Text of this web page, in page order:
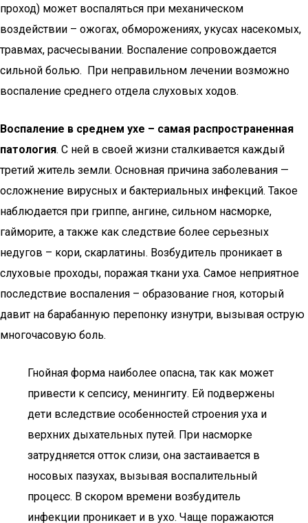
проход) может воспаляться при механическом
воздействии – ожогах, обморожениях, укусах насекомых,
травмах, расчесывании. Воспаление сопровождается
сильной болью. При неправильном лечении возможно
воспаление среднего отдела слуховых ходов.
Воспаление в среднем ухе – самая распространенная
патология. С ней в своей жизни сталкивается каждый
третий житель земли. Основная причина заболевания —
осложнение вирусных и бактериальных инфекций. Такое
наблюдается при гриппе, ангине, сильном насморке,
гайморите, а также как следствие более серьезных
недугов – кори, скарлатины. Возбудитель проникает в
слуховые проходы, поражая ткани уха. Самое неприятное
последствие воспаления – образование гноя, который
давит на барабанную перепонку изнутри, вызывая острую
многочасовую боль.
Гнойная форма наиболее опасна, так как может
привести к сепсису, менингиту. Ей подвержены
дети вследствие особенностей строения уха и
верхних дыхательных путей. При насморке
затрудняется отток слизи, она застаивается в
носовых пазухах, вызывая воспалительный
процесс. В скором времени возбудитель
инфекции проникает и в ухо. Чаще поражаются